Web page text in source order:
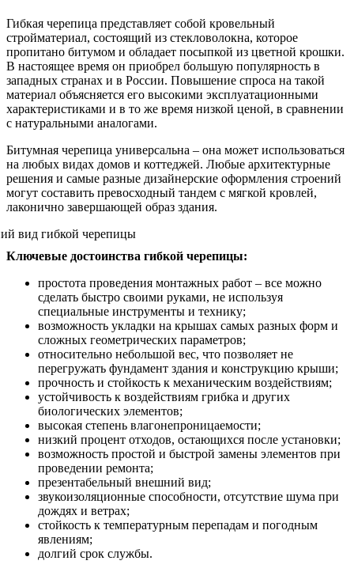
Гибкая черепица представляет собой кровельный
стройматериал, состоящий из стекловолокна, которое
пропитано битумом и обладает посыпкой из цветной крошки.
В настоящее время он приобрел большую популярность в
западных странах и в России. Повышение спроса на такой
материал объясняется его высокими эксплуатационными
характеристиками и в то же время низкой ценой, в сравнении
с натуральными аналогами.
Битумная черепица универсальна – она может использоваться
на любых видах домов и коттеджей. Любые архитектурные
решения и самые разные дизайнерские оформления строений
могут составить превосходный тандем с мягкой кровлей,
лаконично завершающей образ здания.
Ключевые достоинства гибкой черепицы:
простота проведения монтажных работ – все можно
сделать быстро своими руками, не используя
специальные инструменты и технику;
возможность укладки на крышах самых разных форм и
сложных геометрических параметров;
относительно небольшой вес, что позволяет не
перегружать фундамент здания и конструкцию крыши;
прочность и стойкость к механическим воздействиям;
устойчивость к воздействиям грибка и других
биологических элементов;
высокая степень влагонепроницаемости;
низкий процент отходов, остающихся после установки;
возможность простой и быстрой замены элементов при
проведении ремонта;
презентабельный внешний вид;
звукоизоляционные способности, отсутствие шума при
дождях и ветрах;
стойкость к температурным перепадам и погодным
явлениям;
долгий срок службы.